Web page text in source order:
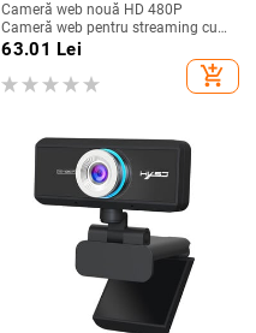
Cameră web nouă HD 480P
Cameră web pentru streaming cu
microfoane Cameră web pentru
jocuri Conferințe Desktop Cameră
web HD Cameră web Cameră web
63.01 Lei
add_shopping_cart